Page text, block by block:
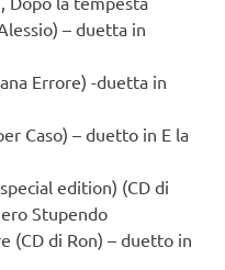
– duetta in
Errore) -duetta in
Caso) – duetto in E la
edition) (CD di
Stupendo
(CD di Ron) – duetto in